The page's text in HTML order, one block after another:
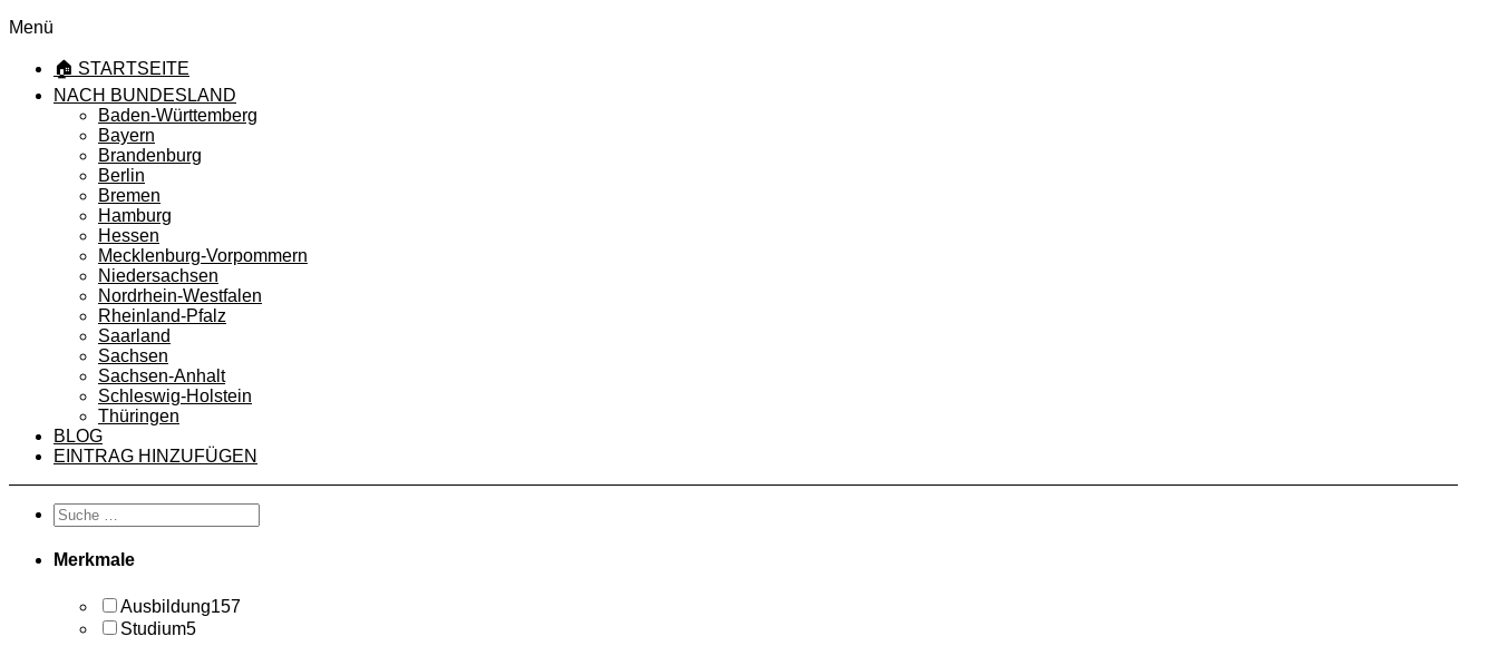
Menü
🏠 STARTSEITE
NACH BUNDESLAND
Baden-Württemberg
Bayern
Brandenburg
Berlin
Bremen
Hamburg
Hessen
Mecklenburg-Vorpommern
Niedersachsen
Nordrhein-Westfalen
Rheinland-Pfalz
Saarland
Sachsen
Sachsen-Anhalt
Schleswig-Holstein
Thüringen
BLOG
EINTRAG HINZUFÜGEN
Merkmale
Ausbildung157
Studium5